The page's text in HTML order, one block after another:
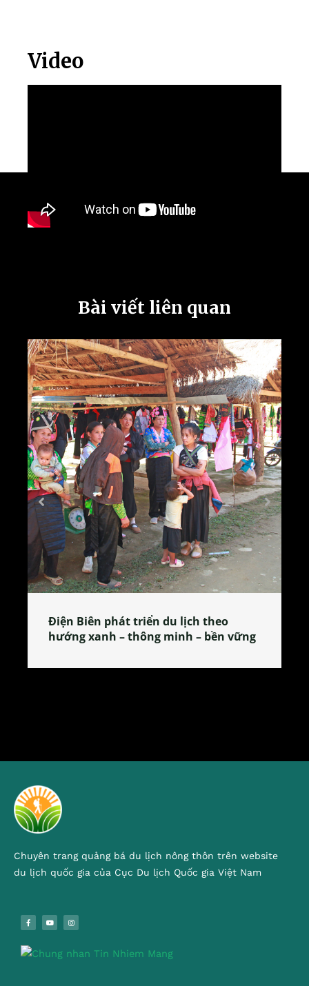
Video
Bài viết liên quan
Biên phát triển du lịch theo
xanh – thông minh – bền vững
Chuyên trang quảng bá du lịch nông thôn trên website
du lịch quốc gia của Cục Du lịch Quốc gia Việt Nam